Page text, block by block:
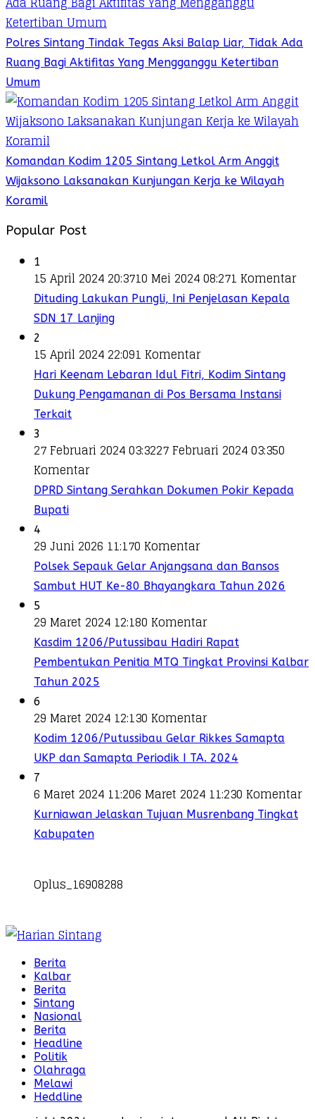
Polres Sintang Tindak Tegas Aksi Balap Liar, Tidak Ada
Ruang Bagi Aktifitas Yang Mengganggu Ketertiban
Umum
Komandan Kodim 1205 Sintang Letkol Arm Anggit
Wijaksono Laksanakan Kunjungan Kerja ke Wilayah
Koramil
Popular Post
1
15 April 2024 20:3710 Mei 2024 08:271 Komentar
Dituding Lakukan Pungli, Ini Penjelasan Kepala
SDN 17 Lanjing
2
15 April 2024 22:091 Komentar
Hari Keenam Lebaran Idul Fitri, Kodim Sintang
Dukung Pengamanan di Pos Bersama Instansi
Terkait
3
27 Februari 2024 03:3227 Februari 2024 03:350
Komentar
DPRD Sintang Serahkan Dokumen Pokir Kepada
Bupati
4
29 Juni 2026 11:170 Komentar
Polsek Sepauk Gelar Anjangsana dan Bansos
Sambut HUT Ke-80 Bhayangkara Tahun 2026
5
29 Maret 2024 12:180 Komentar
Kasdim 1206/Putussibau Hadiri Rapat
Pembentukan Penitia MTQ Tingkat Provinsi Kalbar
Tahun 2025
6
29 Maret 2024 12:130 Komentar
Kodim 1206/Putussibau Gelar Rikkes Samapta
UKP dan Samapta Periodik I TA. 2024
7
6 Maret 2024 11:206 Maret 2024 11:230 Komentar
Kurniawan Jelaskan Tujuan Musrenbang Tingkat
Kabupaten
Oplus_16908288
Berita
Kalbar
Berita
Sintang
Nasional
Berita
Headline
Politik
Olahraga
Melawi
Heddline